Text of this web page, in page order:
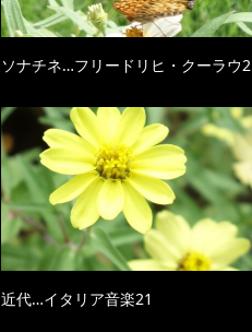
ソナチネ…フリードリヒ・クーラウ2
近代…イタリア音楽21